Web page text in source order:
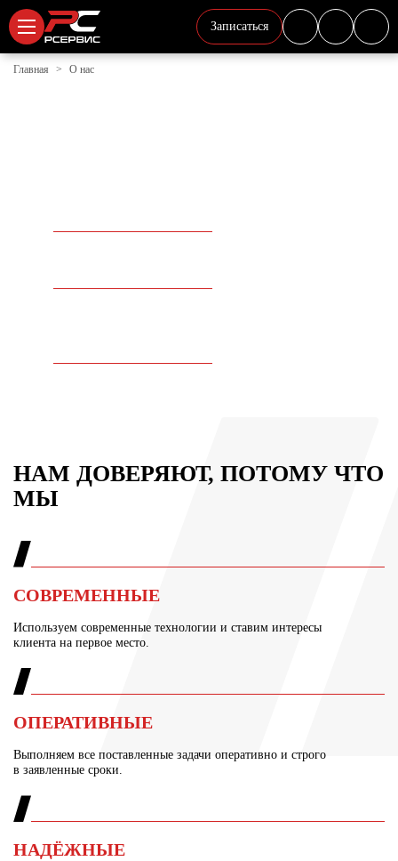
Записаться
Главная О нас
НАМ ДОВЕРЯЮТ, ПОТОМУ ЧТО
МЫ
СОВРЕМЕННЫЕ
Используем современные технологии и ставим интересы
клиента на первое место.
ОПЕРАТИВНЫЕ
Выполняем все поставленные задачи оперативно и строго
в заявленные сроки.
НАДЁЖНЫЕ